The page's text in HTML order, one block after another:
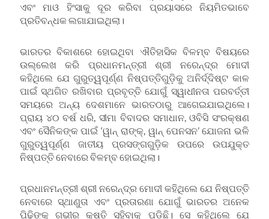
ଏବଂ ମାଓ ହିଂସାକୁ ଦୂର କରିବା ପ୍ରୟାସରେ ନିୟମିତଭାବେ
ପ୍ରତିବନ୍ଧକ ଲଗାଯାଇଥିଲା।
ଭାରତର ବିକାଶରେ ହୋଇଥିବା ଐତିହାସିକ ବିଳମ୍ବ ବିଷୟରେ
ଉଲ୍ଲେଖ କରି ପ୍ରଧାନମନ୍ତ୍ରୀ ଶ୍ରୀ ନରେନ୍ଦ୍ର ମୋଦୀ
କହିଥିଲେ ଯେ ଗୁରୁତ୍ୱପୂର୍ଣ୍ଣ ନିଷ୍ପତ୍ତିଗୁଡ଼ିକୁ ଅନିର୍ଦ୍ଦିଷ୍ଟ କାଳ
ପାଇଁ ସ୍ଥଗିତ ରଖିବାର ପ୍ରବୃତ୍ତି ଯୋଗୁଁ ସ୍ୱାଧୀନତା ପରବର୍ତ୍ତୀ
ସମୟରେ ଅନ୍ୟ ଦେଶମାନେ ଭାରତଠାରୁ ଆଗେଇଯାଇଥିଲେ।
ପ୍ରାୟ ୪୦ ବର୍ଷ ଧରି, ସୀମା ବିବାଦର ସମାଧାନ, ଓବିସି ସଂରକ୍ଷଣ
ଏବଂ ସୈନିକଙ୍କ ପାଇଁ ‘ୱାନ୍ ରାଙ୍କ୍, ୱାନ୍ ପେନସନ’ ଯୋଜନା ଭଳି
ଗୁରୁତ୍ୱପୂର୍ଣ୍ଣ ଜାତୀୟ ପ୍ରସଙ୍ଗଗୁଡ଼ିକ ଉପରେ ଉପଯୁକ୍ତ
ନିଷ୍ପତ୍ତି ନେବାରେ ବିଳମ୍ବ ହୋଇଥିଲା।
ପ୍ରଧାନମନ୍ତ୍ରୀ ଶ୍ରୀ ନରେନ୍ଦ୍ର ମୋଦୀ କହିଥିଲେ ଯେ ନିଷ୍ପତ୍ତି
ନେବାରେ ସ୍ଥାଣୁତା ଏବଂ ପ୍ରତାରଣା ଯୋଗୁଁ ଭାରତର ଅନେକ
ପିଢ଼ିଙ୍କୁ ଗଭୀର କ୍ଷତି ସହିବାକୁ ପଡ଼ିଛି। ସେ କହିଥିଲେ ଯେ